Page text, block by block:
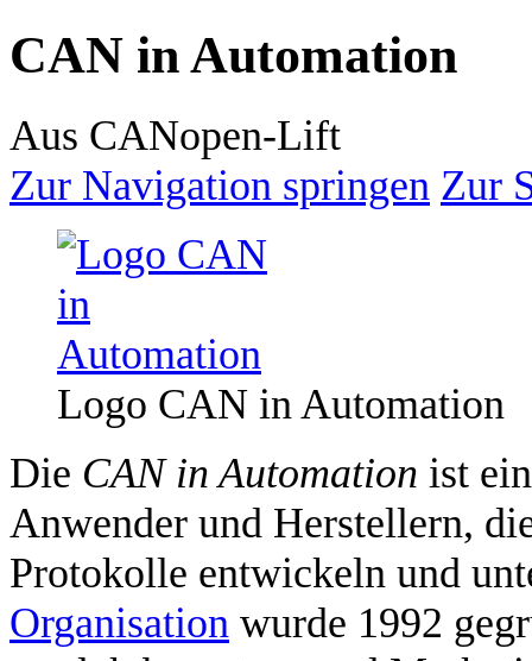
CAN in Automation
Aus CANopen-Lift
Zur Navigation springen Zur
Logo CAN in Automation
Die CAN in Automation ist
Anwender und Herstellern,
Protokolle entwickeln und
Organisation wurde 1992